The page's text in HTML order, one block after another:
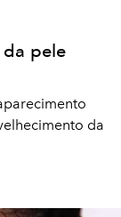
pele
da